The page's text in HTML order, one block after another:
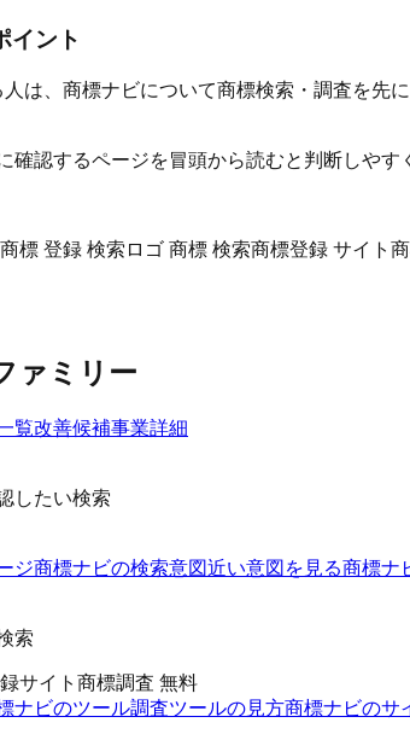
イント
人は、商標ナビについて商標検索・調査を
確認するページを冒頭から読むと判断しやす
商標 登録 検索 ロゴ 商標 検索商標登録 サイト
ァミリー
覧改善候補事業詳細
したい検索
ジ商標ナビの検索意図近い意図を見る商標ナ
索
サイト 商標調査 無料
ナビのツール調査ツールの見方商標ナビのサ